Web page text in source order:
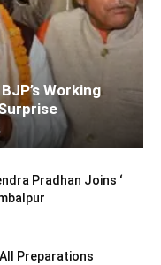
Working
Pradhan Joins ‘
Preparations